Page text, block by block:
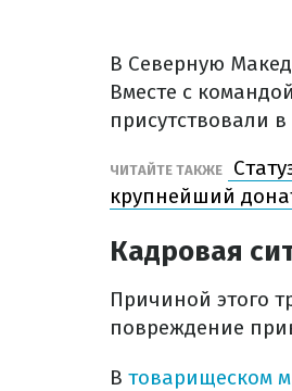
В Северную
Вместе с
присутствовали
ЧИТАЙТЕ ТАКЖЕ
крупнейший
Кадровая
Причиной этого
повреждение
В товарищеском